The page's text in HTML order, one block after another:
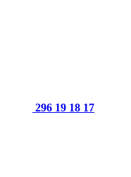
296 19 18 17